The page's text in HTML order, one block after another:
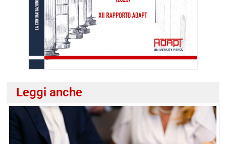
Leggi anche